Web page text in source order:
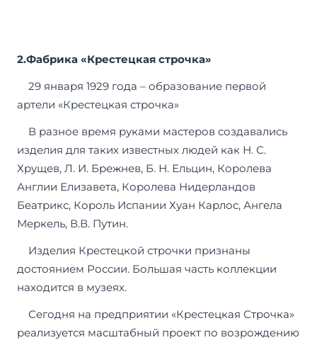
2.Фабрика «Крестецкая строчка»
29 января 1929 года – образование первой
артели «Крестецкая строчка»
В разное время руками мастеров создавались
изделия для таких известных людей как Н. С.
Хрущев, Л. И. Брежнев, Б. Н. Ельцин, Королева
Англии Елизавета, Королева Нидерландов
Беатрикс, Король Испании Хуан Карлос, Ангела
Меркель, В.В. Путин.
Изделия Крестецкой строчки признаны
достоянием России. Большая часть коллекции
находится в музеях.
Сегодня на предприятии «Крестецкая Строчка»
реализуется масштабный проект по возрождению